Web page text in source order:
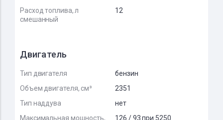
Расход топлива, л
смешанный
12
Двигатель
Тип двигателя
бензин
Объем двигателя, см³
2351
Тип наддува
нет
Максимальная мощность,
126 / 93 при 5250